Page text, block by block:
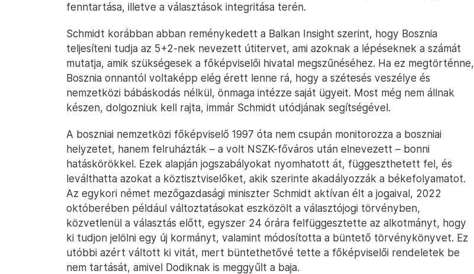
fenntartása, illetve a választások integritása terén.
Schmidt korábban abban reménykedett a Balkan Insight szerint, hogy Bosznia
teljesíteni tudja az 5+2-nek nevezett útitervet, ami azoknak a lépéseknek a számát
mutatja, amik szükségesek a főképviselői hivatal megszűnéséhez. Ha ez megtörténne,
Bosznia onnantól voltaképp elég érett lenne rá, hogy a szétesés veszélye és
nemzetközi bábáskodás nélkül, önmaga intézze saját ügyeit. Most még nem állnak
készen, dolgozniuk kell rajta, immár Schmidt utódjának segítségével.
A boszniai nemzetközi főképviselő 1997 óta nem csupán monitorozza a boszniai
helyzetet, hanem felruházták – a volt NSZK-főváros után elnevezett – bonni
hatáskörökkel. Ezek alapján jogszabályokat nyomhatott át, függeszthetett fel, és
leválthatta azokat a köztisztviselőket, akik szerinte akadályozzák a békefolyamatot.
Az egykori német mezőgazdasági miniszter Schmidt aktívan élt a jogaival, 2022
októberében például változtatásokat eszközölt a választójogi törvényben,
közvetlenül a választás előtt, egyszer 24 órára felfüggesztette az alkotmányt, hogy
ki tudjon jelölni egy új kormányt, valamint módosította a büntető törvénykönyvet. Ez
utóbbi azért váltott ki vitát, mert büntethetővé tette a főképviselői rendeletek be
nem tartását, amivel Dodiknak is meggyűlt a baja.